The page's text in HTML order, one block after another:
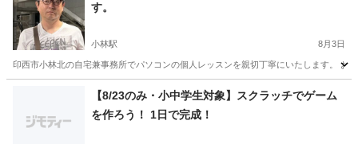
す。
小林駅 8月3日
印西市小林北の自宅兼事務所でパソコンの個人レッスンを親切丁寧にいたします。
Windows総合 個人
【8/23のみ・小中学生対象】スクラッチでゲーム
を作ろう！ 1日で完成！